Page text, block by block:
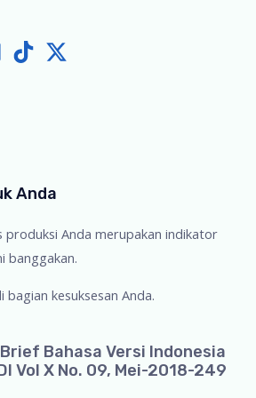
Anda
produksi Anda merupakan indikator
banggakan.
kesuksesan Anda.
Bahasa Versi Indonesia
Vol X No. 09, Mei-2018-249